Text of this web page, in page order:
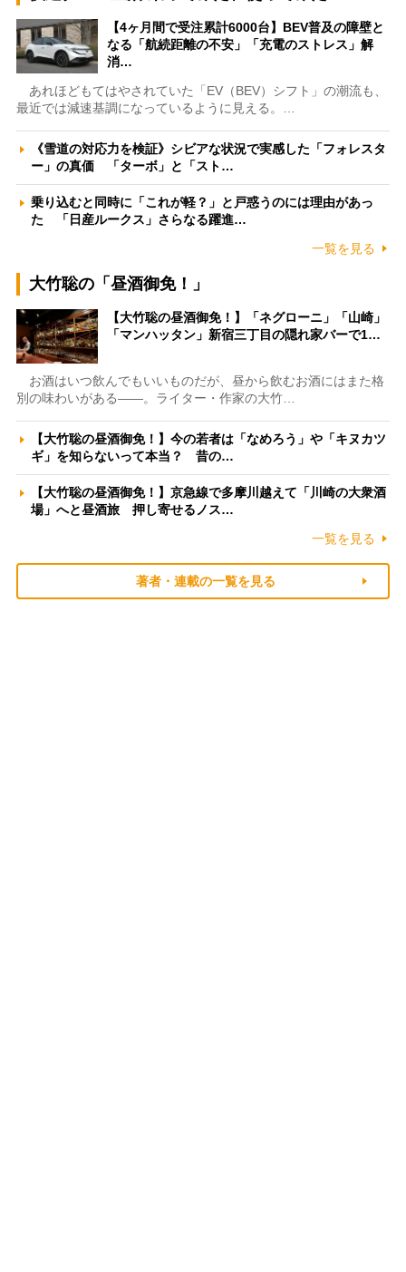
【4ヶ月間で受注累計6000台】BEV普及の障壁と
なる「航続距離の不安」「充電のストレス」解
消…
あれほどもてはやされていた「EV（BEV）シフト」の潮流も、
最近では減速基調になっているように見える。…
《雪道の対応力を検証》シビアな状況で実感した「フォレスタ
ー」の真価 「ターボ」と「スト…
乗り込むと同時に「これが軽？」と戸惑うのには理由があっ
た 「日産ルークス」さらなる躍進…
一覧を見る
大竹聡の「昼酒御免！」
【大竹聡の昼酒御免！】「ネグローニ」「山崎」
「マンハッタン」新宿三丁目の隠れ家バーで1…
お酒はいつ飲んでもいいものだが、昼から飲むお酒にはまた格
別の味わいがある――。ライター・作家の大竹…
【大竹聡の昼酒御免！】今の若者は「なめろう」や「キヌカツ
ギ」を知らないって本当？ 昔の…
【大竹聡の昼酒御免！】京急線で多摩川越えて「川崎の大衆酒
場」へと昼酒旅 押し寄せるノス…
一覧を見る
著者・連載の一覧を見る